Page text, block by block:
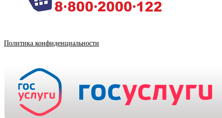
Политика конфиденциальности